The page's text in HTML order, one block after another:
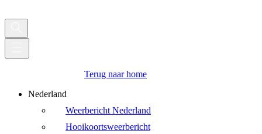
Terug naar home
Nederland
Weerbericht Nederland
Hooikoortsweerbericht